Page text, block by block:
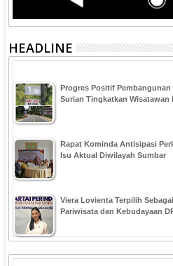
HEADLINE
Progres Positif
Surian Tingkatkan Wisatawan
Rapat Kominda Antisipasi
Isu Aktual Diwilayah Sumbar
Viera Lovienta Terpilih
Pariwisata dan Kebudayaan